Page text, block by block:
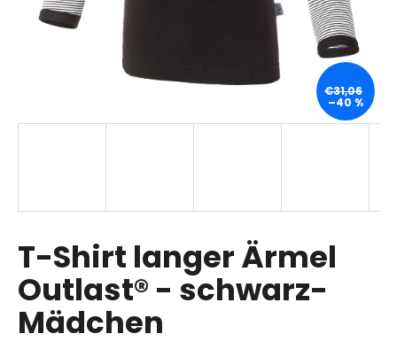
T-Shirt langer Ärmel
Outlast® - schwarz-
Mädchen
€31,06
–40 %
SUCHEN
p
f
e
h
l
e